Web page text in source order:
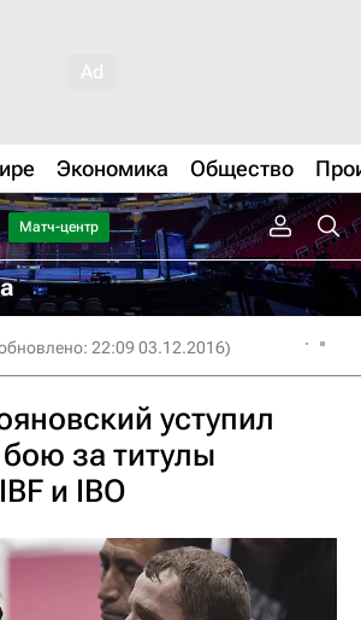
Экономика Общество
Матч-центр
22:09 03.12.2016)
уступил
за титулы
и IBO